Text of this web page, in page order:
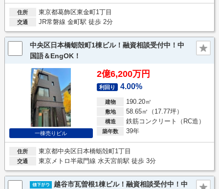
住所 東京都葛飾区東金町1丁目
交通 JR常磐線 金町駅 徒歩 2分
中央区日本橋蛎殻町1棟ビル！融資相談受付中！中
国語＆EngOK！
一棟売りビル
2億6,200万円
利回り 4.00%
建物 190.20㎡
敷地 58.65㎡（17.77坪）
構造 鉄筋コンクリート（RC造）
築年数 39年
住所 東京都中央区日本橋蛎殻町1丁目
交通 東京メトロ半蔵門線 水天宮前駅 徒歩 3分
越谷市瓦曽根1棟ビル！融資相談受付中！中